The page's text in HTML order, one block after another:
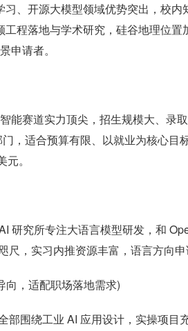
、开源大模型领域优势突出，校
程落地与学术研究，硅谷地理位
申请者。
能赛道实力顶尖，招生规模大、录
，适合预算有限、以就业为核心目
。
研究所专注大语言模型研发，和
，实习内推资源丰富，语言方向申
向，适配职场落地需求)
部围绕工业 AI 应用设计，实操项目